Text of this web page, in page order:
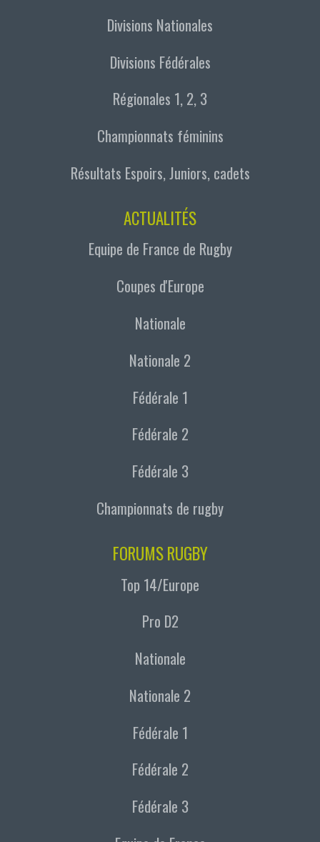
Divisions Nationales
Divisions Fédérales
Régionales 1, 2, 3
Championnats féminins
Résultats Espoirs, Juniors, cadets
ACTUALITÉS
Equipe de France de Rugby
Coupes d'Europe
Nationale
Nationale 2
Fédérale 1
Fédérale 2
Fédérale 3
Championnats de rugby
FORUMS RUGBY
Top 14/Europe
Pro D2
Nationale
Nationale 2
Fédérale 1
Fédérale 2
Fédérale 3